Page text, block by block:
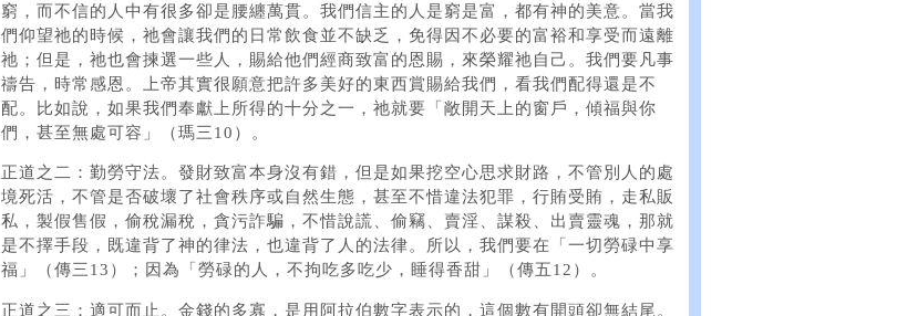
窮，而不信的人中有很多卻是腰纏萬貫。我們信主的人是窮是富，都有神的美意。當我
們仰望祂的時候，祂會讓我們的日常飲食並不缺乏，免得因不必要的富裕和享受而遠離
祂；但是，祂也會揀選一些人，賜給他們經商致富的恩賜，來榮耀祂自己。我們要凡事
禱告，時常感恩。上帝其實很願意把許多美好的東西賞賜給我們，看我們配得還是不
配。比如說，如果我們奉獻上所得的十分之一，祂就要「敞開天上的窗戶，傾福與你
們，甚至無處可容」（瑪三10）。
正道之二：勤勞守法。發財致富本身沒有錯，但是如果挖空心思求財路，不管別人的處
境死活，不管是否破壞了社會秩序或自然生態，甚至不惜違法犯罪，行賄受賄，走私販
私，製假售假，偷稅漏稅，貪污詐騙，不惜說謊、偷竊、賣淫、謀殺、出賣靈魂，那就
是不擇手段，既違背了神的律法，也違背了人的法律。所以，我們要在「一切勞碌中享
福」（傳三13）；因為「勞碌的人，不拘吃多吃少，睡得香甜」（傳五12）。
正道之三：適可而止。金錢的多寡，是用阿拉伯數字表示的，這個數有開頭卻無結尾。